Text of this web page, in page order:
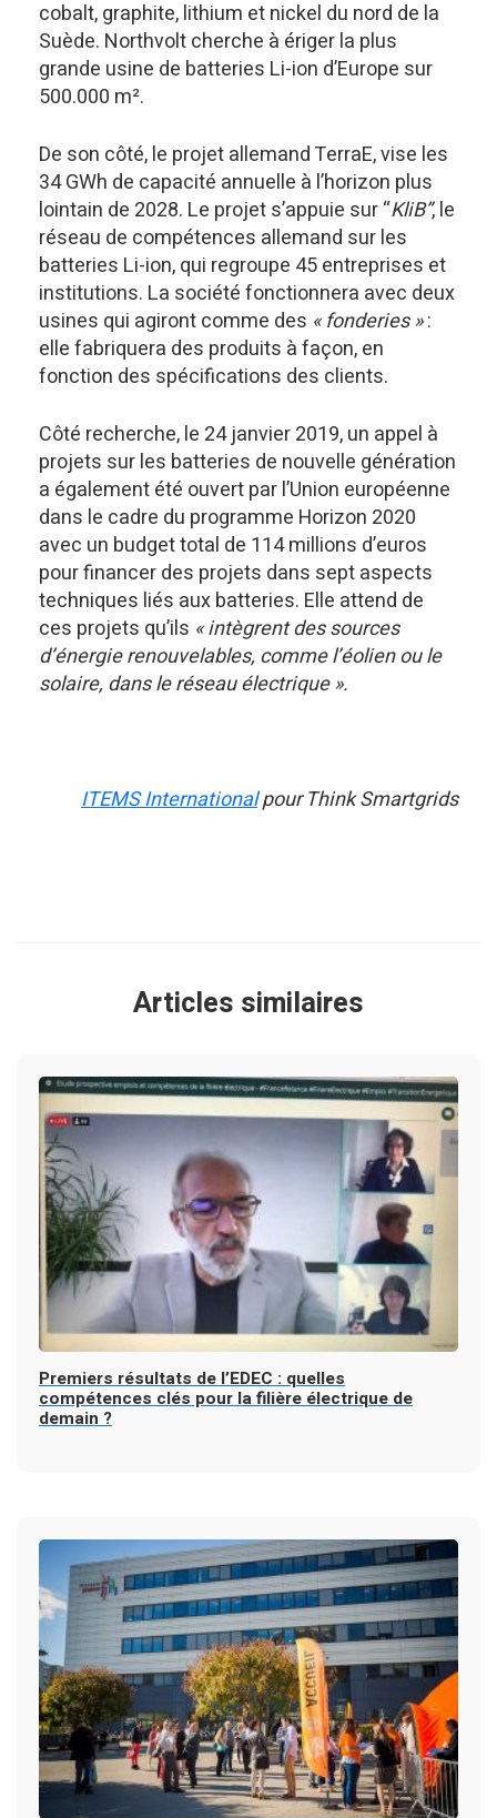
cobalt, graphite, lithium et nickel du nord de la
Suède. Northvolt cherche à ériger la plus
grande usine de batteries Li-ion d’Europe sur
500.000 m².
De son côté, le projet allemand TerraE, vise les
34 GWh de capacité annuelle à l’horizon plus
lointain de 2028. Le projet s’appuie sur “KliB”, le
réseau de compétences allemand sur les
batteries Li-ion, qui regroupe 45 entreprises et
institutions. La société fonctionnera avec deux
usines qui agiront comme des « fonderies »:
elle fabriquera des produits à façon, en
fonction des spécifications des clients.
Côté recherche, le 24 janvier 2019, un appel à
projets sur les batteries de nouvelle génération
a également été ouvert par l’Union européenne
dans le cadre du programme Horizon 2020
avec un budget total de 114 millions d’euros
pour financer des projets dans sept aspects
techniques liés aux batteries. Elle attend de
ces projets qu’ils « intègrent des sources
d’énergie renouvelables, comme l’éolien ou le
solaire, dans le réseau électrique ».
ITEMS Internationalpour Think Smartgrids
Articles similaires
Premiers résultats de l’EDEC : quelles
compétences clés pour la filière électrique de
demain ?